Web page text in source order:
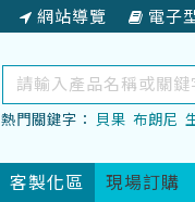
網站導覽 電子
鍵
字
詢
熱門關鍵字： 貝果 布朗尼
客製化區 現場訂購